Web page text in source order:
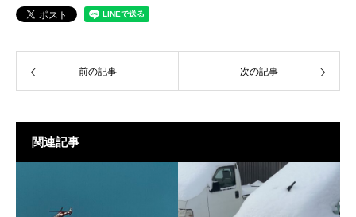
前の記事 次の記事
関連記事